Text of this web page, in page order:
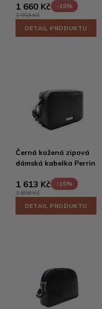
1 660 Kč
-15%
1 953 Kč
DETAIL PRODUKTU
Černá kožená zipová
dámská kabelka Perrin
1 613 Kč
-15%
1 898 Kč
DETAIL PRODUKTU